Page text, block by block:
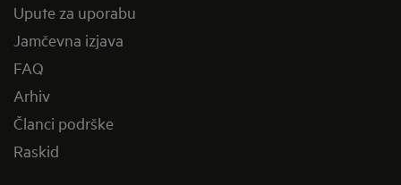
Upute za uporabu
Jamčevna izjava
FAQ
Arhiv
Članci podrške
Raskid